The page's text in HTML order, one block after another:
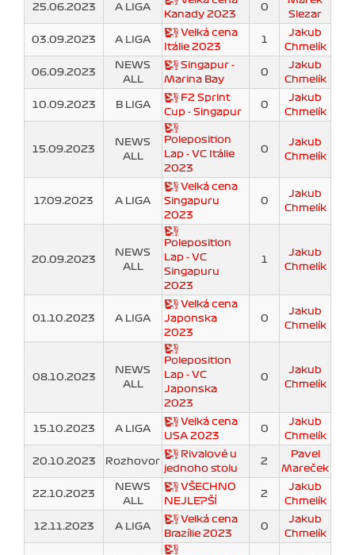
25.06.2023 A LIGA
Kanady 2023
0
Slezar
03.09.2023 A LIGA
Velká cena
Itálie 2023
1
Jakub
Chmelík
06.09.2023
NEWS
ALL
Singapur -
Marina Bay
0
Jakub
Chmelík
10.09.2023 B LIGA
F2 Sprint
Cup - Singapur
0
Jakub
Chmelík
15.09.2023
NEWS
ALL
Poleposition
Lap - VC Itálie
2023
0
Jakub
Chmelík
17.09.2023 A LIGA
Velká cena
Singapuru
2023
0
Jakub
Chmelík
20.09.2023
NEWS
ALL
Poleposition
Lap - VC
Singapuru
2023
1
Jakub
Chmelík
01.10.2023 A LIGA
Velká cena
Japonska
2023
0
Jakub
Chmelík
08.10.2023
NEWS
ALL
Poleposition
Lap - VC
Japonska
2023
0
Jakub
Chmelík
15.10.2023 A LIGA
Velká cena
USA 2023
0
Jakub
Chmelík
20.10.2023 Rozhovor
Rivalové u
jednoho stolu
2
Pavel
Mareček
22.10.2023
NEWS
ALL
VŠECHNO
NEJLEPŠÍ
2
Jakub
Chmelík
12.11.2023 A LIGA
Velká cena
Brazílie 2023
0
Jakub
Chmelík